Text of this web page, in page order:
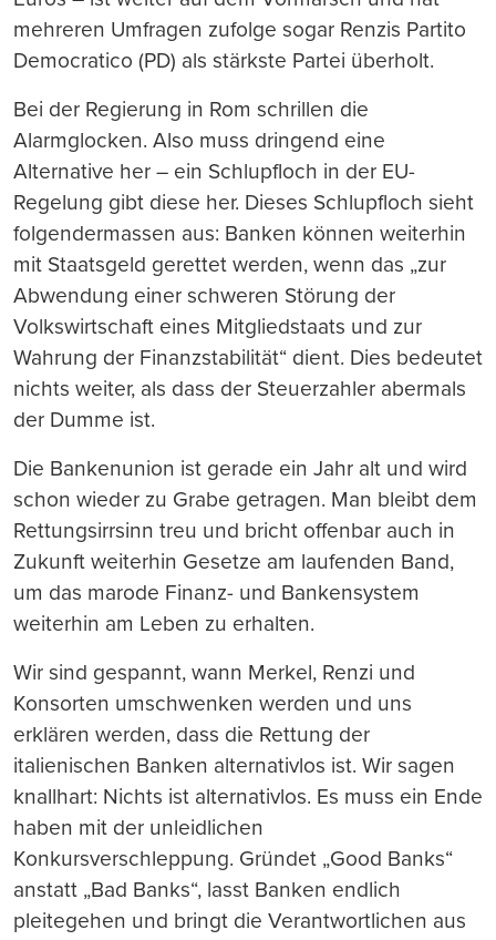
mehreren Umfragen zufolge sogar Renzis Partito
Democratico (PD) als stärkste Partei überholt.
Bei der Regierung in Rom schrillen die
Alarmglocken. Also muss dringend eine
Alternative her – ein Schlupfloch in der EU-
Regelung gibt diese her. Dieses Schlupfloch sieht
folgendermassen aus: Banken können weiterhin
mit Staatsgeld gerettet werden, wenn das „zur
Abwendung einer schweren Störung der
Volkswirtschaft eines Mitgliedstaats und zur
Wahrung der Finanzstabilität“ dient. Dies bedeutet
nichts weiter, als dass der Steuerzahler abermals
der Dumme ist.
Die Bankenunion ist gerade ein Jahr alt und wird
schon wieder zu Grabe getragen. Man bleibt dem
Rettungsirrsinn treu und bricht offenbar auch in
Zukunft weiterhin Gesetze am laufenden Band,
um das marode Finanz- und Bankensystem
weiterhin am Leben zu erhalten.
Wir sind gespannt, wann Merkel, Renzi und
Konsorten umschwenken werden und uns
erklären werden, dass die Rettung der
italienischen Banken alternativlos ist. Wir sagen
knallhart: Nichts ist alternativlos. Es muss ein Ende
haben mit der unleidlichen
Konkursverschleppung. Gründet „Good Banks“
anstatt „Bad Banks“, lasst Banken endlich
pleitegehen und bringt die Verantwortlichen aus